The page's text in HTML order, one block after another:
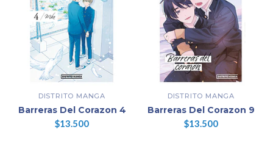
DISTRITO MANGA
Barreras Del Corazon 4
$13.500
DISTRITO MANGA
Barreras Del Corazon 9
$13.500